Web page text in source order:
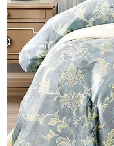
請求用戶進行身份認證。
５．嚴禁一人註冊多個帳
恩沛科技股份有限公司將